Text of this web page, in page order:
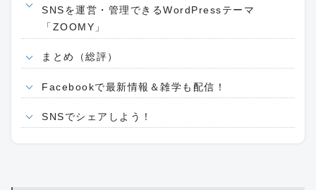
SNSを運営・管理できるWordPressテーマ
「ZOOMY」
まとめ（総評）
Facebookで最新情報＆雑学も配信！
SNSでシェアしよう！